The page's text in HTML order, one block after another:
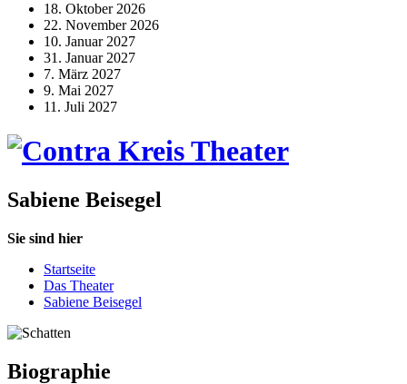
18. Oktober 2026
22. November 2026
10. Januar 2027
31. Januar 2027
7. März 2027
9. Mai 2027
11. Juli 2027
Sabiene Beisegel
Sie sind hier
Startseite
Das Theater
Sabiene Beisegel
Biographie